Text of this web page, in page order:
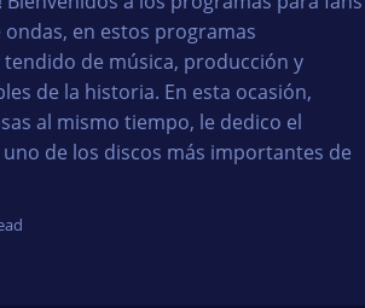
en estos programas
de música, producción y
de la historia. En esta ocasión,
al mismo tiempo, le dedico el
de los discos más importantes de